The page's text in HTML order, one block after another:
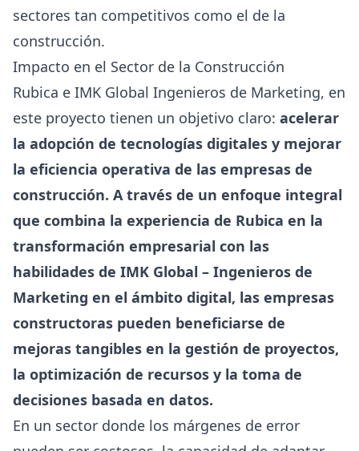
sectores tan competitivos como el de la
construcción.
Impacto en el Sector de la Construcción
Rubica e IMK Global Ingenieros de Marketing, en
este proyecto tienen un objetivo claro: acelerar
la adopción de tecnologías digitales y mejorar
la eficiencia operativa de las empresas de
construcción. A través de un enfoque integral
que combina la experiencia de Rubica en la
transformación empresarial con las
habilidades de IMK Global – Ingenieros de
Marketing en el ámbito digital, las empresas
constructoras pueden beneficiarse de
mejoras tangibles en la gestión de proyectos,
la optimización de recursos y la toma de
decisiones basada en datos.
En un sector donde los márgenes de error